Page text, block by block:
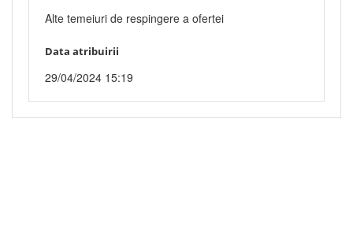
Alte temeiuri de respingere a ofertei
Data atribuirii
29/04/2024 15:19